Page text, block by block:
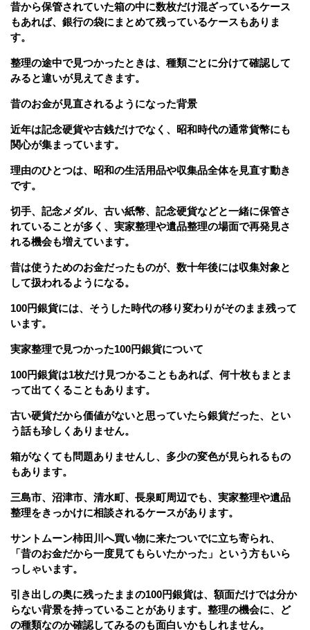
昔から保管されていた箱の中に数枚だけ混ざっているケース
もあれば、銀行の袋にまとめて残っているケースもありま
す。
整理の途中で見つかったときは、種類ごとに分けて確認して
みると違いが見えてきます。
昔のお金が見直されるようになった背景
近年は記念硬貨や古銭だけでなく、昭和時代の通常貨幣にも
関心が集まっています。
理由のひとつは、昭和の生活用品や収集品全体を見直す動き
です。
切手、記念メダル、古い紙幣、記念硬貨などと一緒に保管さ
れていることが多く、実家整理や遺品整理の場面で再発見さ
れる機会も増えています。
昔は使うためのお金だったものが、数十年後には収集対象と
して扱われるようになる。
100円銀貨には、そうした時代の移り変わりがそのまま残って
います。
実家整理で見つかった100円銀貨について
100円銀貨は1枚だけ見つかることもあれば、何十枚もまとま
って出てくることもあります。
古い硬貨だから価値がないと思っていたら銀貨だった、とい
う話も珍しくありません。
箱がなくても問題ありませんし、多少の変色が見られるもの
もあります。
三島市、沼津市、清水町、長泉町周辺でも、実家整理や遺品
整理をきっかけに相談されるケースがあります。
サントムーン柿田川へ買い物に来たついでに立ち寄られ、
「昔のお金だから一度見てもらいたかった」という方もいら
っしゃいます。
引き出しの奥に残ったままの100円銀貨は、額面だけでは分か
らない背景を持っていることがあります。整理の機会に、ど
の種類なのか確認してみるのも面白いかもしれません。